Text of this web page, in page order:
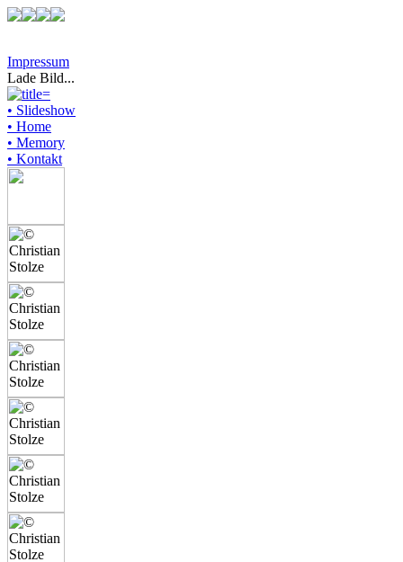
Impressum
Lade Bild...
• Slideshow
• Home
• Memory
• Kontakt